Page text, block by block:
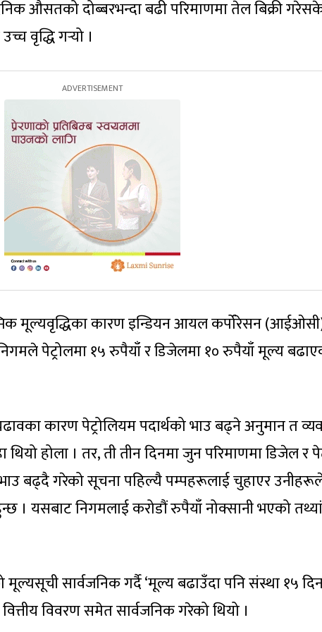
औसतको दोब्बरभन्दा बढी परिमाणमा तेल बिक्री
वृद्धि गर्‍यो ।
मूल्यवृद्धिका कारण इन्डियन आयल कर्पोरेसन
पेट्रोलमा १५ रुपैयाँ र डिजेलमा १० रुपैयाँ मूल्य
कारण पेट्रोलियम पदार्थको भाउ बढ्ने अनुमान त
होला । तर, ती तीन दिनमा जुन परिमाणमा डिजेल र
भाउ बढ्दै गरेको सूचना पहिल्यै पम्पहरूलाई चुहाएर
। यसबाट निगमलाई करोडौं रुपैयाँ नोक्सानी भएको
सार्वजनिक गर्दै ‘मूल्य बढाउँदा पनि संस्था १५
विवरण समेत सार्वजनिक गरेको थियो ।